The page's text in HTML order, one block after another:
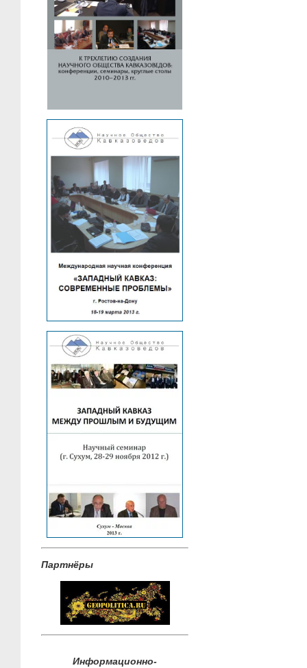
Партнёры
Информационно-